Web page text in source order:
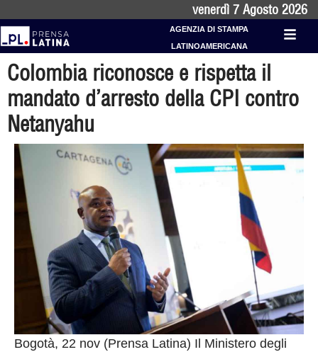
venerdì 7 Agosto 2026
AGENZIA DI STAMPA
LATINOAMERICANA
Colombia riconosce e rispetta il
mandato d’arresto della CPI contro
Netanyahu
Bogotà, 22 nov (Prensa Latina) Il Ministero degli